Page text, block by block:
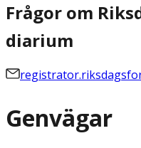
Frågor om
diarium
Genvägar